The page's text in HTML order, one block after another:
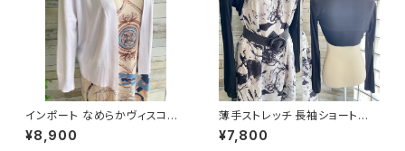
インポート なめらかヴィスコー
ス混 羽織りもの 八分袖・長袖カ
ーディガン/ホワイト
¥8,900
薄手ストレッチ 長袖ショートボ
レロ・ロングスリーブカーディガ
ン UV・紫外線対策 羽織りもの
¥7,800